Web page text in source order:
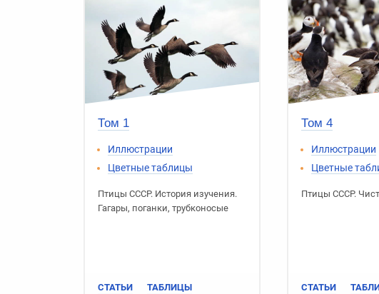
Том 1
Иллюстрации
Цветные таблицы
Птицы СССР. История изучения.
Гагары, поганки, трубконосые
СТАТЬИ ТАБЛИЦЫ
Том 4
Иллюстрации
Цветные
Птицы СССР.
СТАТЬИ